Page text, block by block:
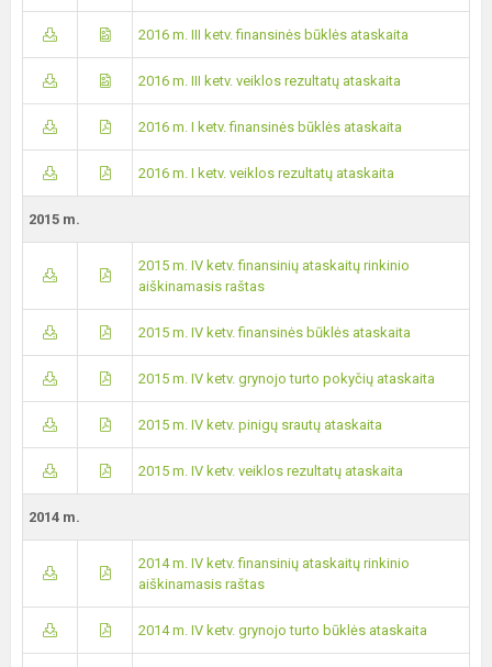
2016 m. III ketv. finansinės būklės ataskaita
2016 m. III ketv. veiklos rezultatų ataskaita
2016 m. I ketv. finansinės būklės ataskaita
2016 m. I ketv. veiklos rezultatų ataskaita
2015 m.
2015 m. IV ketv. finansinių ataskaitų rinkinio
aiškinamasis raštas
2015 m. IV ketv. finansinės būklės ataskaita
2015 m. IV ketv. grynojo turto pokyčių ataskaita
2015 m. IV ketv. pinigų srautų ataskaita
2015 m. IV ketv. veiklos rezultatų ataskaita
2014 m.
2014 m. IV ketv. finansinių ataskaitų rinkinio
aiškinamasis raštas
2014 m. IV ketv. grynojo turto būklės ataskaita